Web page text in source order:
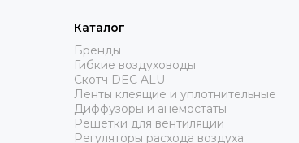
Каталог
Бренды
Гибкие воздуховоды
Скотч DEC ALU
Ленты клеящие и уплотнительные
Диффузоры и анемостаты
Решетки для вентиляции
Регуляторы расхода воздуха